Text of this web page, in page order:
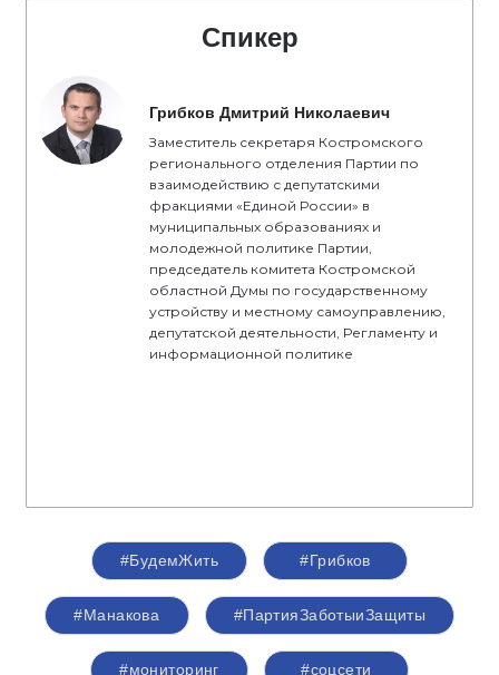
Спикер
Грибков Дмитрий Николаевич
Заместитель секретаря Костромского
регионального отделения Партии по
взаимодействию с депутатскими
фракциями «Единой России» в
муниципальных образованиях и
молодежной политике Партии,
председатель комитета Костромской
областной Думы по государственному
устройству и местному самоуправлению,
депутатской деятельности, Регламенту и
информационной политике
#БудемЖить #Грибков
#Манакова #ПартияЗаботыиЗащиты
#мониторинг #соцсети